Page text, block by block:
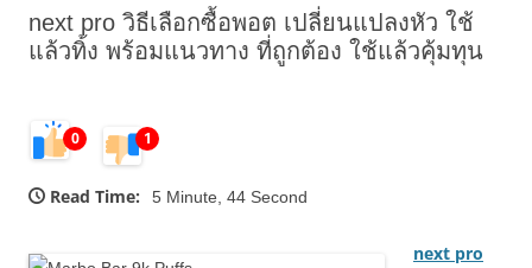
next pro วิธีเลือกซื้อพอต เปลี่ยนแปลงหัว ใช้
แล้วทิ้ง พร้อมแนวทาง ที่ถูกต้อง ใช้แล้วคุ้มทุน
0 1
Read Time: 5 Minute, 44 Second
next pro